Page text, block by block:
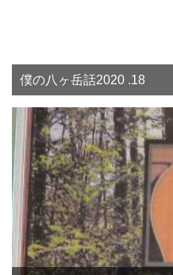
僕の八ヶ岳話2020 .18